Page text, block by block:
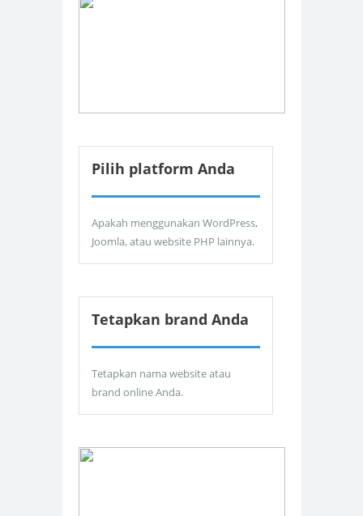
Pilih platform Anda
Apakah menggunakan WordPress,
Joomla, atau website PHP lainnya.
Tetapkan brand Anda
Tetapkan nama website atau
brand online Anda.